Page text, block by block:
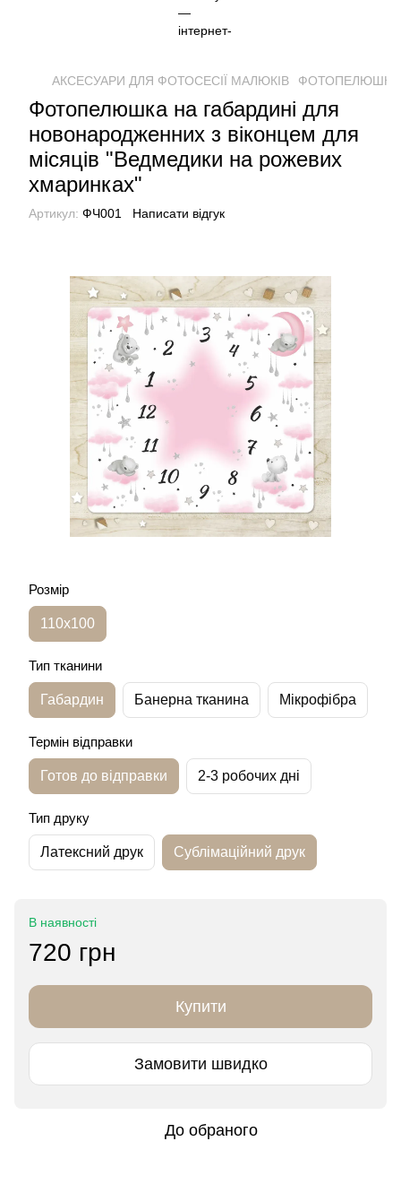
АКСЕСУАРИ ДЛЯ ФОТОСЕСІЇ МАЛЮКІВ ФОТОПЕЛЮШКИ
Фотопелюшка на габардині для
новонародженних з віконцем для
місяців "Ведмедики на рожевих
хмаринках"
Артикул: ФЧ001 Написати відгук
Розмір
110х100
Тип тканини
Габардин Банерна тканина Мікрофібра
Термін відправки
Готов до відправки 2-3 робочих дні
Тип друку
Латексний друк Сублімаційний друк
В наявності
720 грн
Купити
Замовити швидко
До обраного